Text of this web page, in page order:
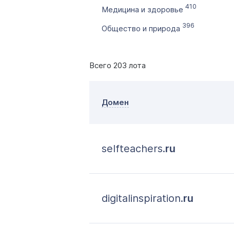
Медицина и здоровье 410
Общество и природа 396
Всего 203 лота
Домен
selfteachers.ru
digitalinspiration.ru